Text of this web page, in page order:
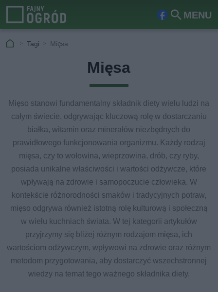
MENU
Fa Szu
Tagi Mięsa
Mięsa
Mięso stanowi fundamentalny składnik diety wielu ludzi na
całym świecie, odgrywając kluczową rolę w dostarczaniu
białka, witamin oraz minerałów niezbędnych do
prawidłowego funkcjonowania organizmu. Każdy rodzaj
mięsa, czy to wołowina, wieprzowina, drób, czy ryby,
posiada unikalne właściwości i wartości odżywcze, które
wpływają na zdrowie i samopoczucie człowieka. W
kontekście różnorodności smaków i tradycyjnych potraw,
mięso odgrywa również istotną rolę kulturową i społeczną
w wielu kuchniach świata. W tej kategorii artykułów
przyjrzymy się bliżej różnym rodzajom mięsa, ich
wartościom odżywczym, wpływowi na zdrowie oraz różnym
metodom przygotowania, aby dostarczyć wszechstronnej
wiedzy na temat tego ważnego składnika diety.